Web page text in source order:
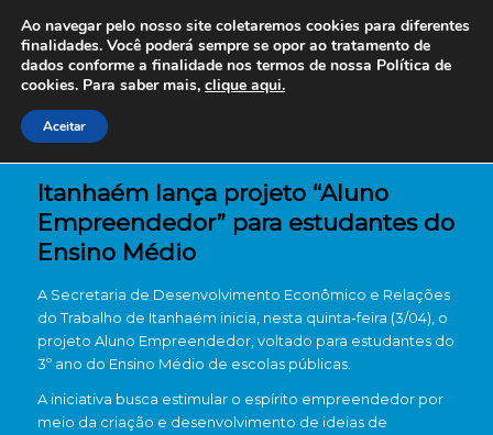
Itanhaém lança projeto “Aluno
Empreendedor” para estudantes do
Ensino Médio
A Secretaria de Desenvolvimento Econômico e Relações
do Trabalho de Itanhaém inicia, nesta quinta-feira (3/04), o
projeto Aluno Empreendedor, voltado para estudantes do
3º ano do Ensino Médio de escolas públicas.
A iniciativa busca estimular o espírito empreendedor por
meio da criação e desenvolvimento de ideias de
Ao navegar pelo nosso site coletaremos cookies para diferentes
finalidades. Você poderá sempre se opor ao tratamento de
dados conforme a finalidade nos termos de nossa Política de
cookies. Para saber mais, clique aqui.
Aceitar